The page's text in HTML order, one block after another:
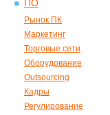
ПО
Рынок ПК
Маркетинг
Торговые сети
Оборудование
Outsourcing
Кадры
Регулирование